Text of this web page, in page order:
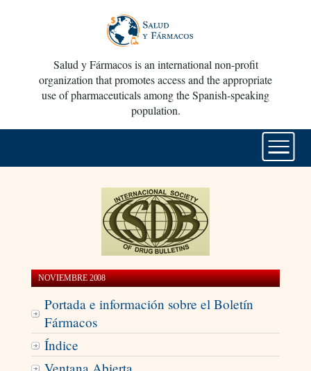
Salud y Fármacos is an international non-profit
organization that promotes access and the appropriate
use of pharmaceuticals among the Spanish-speaking
population.
NOVIEMBRE 2008
Portada e información sobre el Boletín
Fármacos
Índice